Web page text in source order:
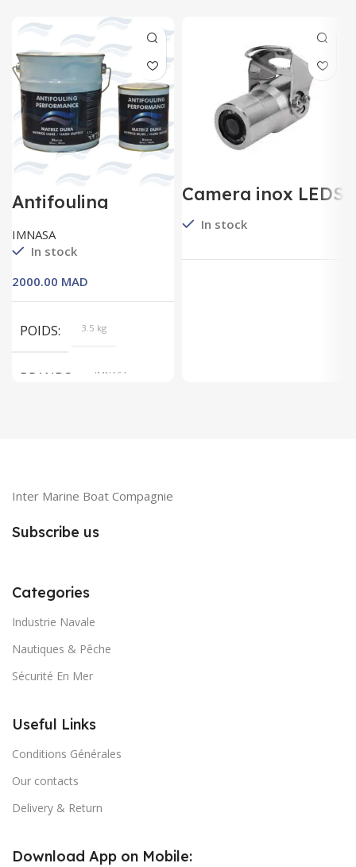
Antifouling
Matrice Dure
IMNASA
In stock
MAD
POIDS 3.5 kg
BRANDS IMNASA
Camera inox LEDS
In stock
Inter Marine Boat Compagnie
Subscribe us
Categories
Industrie Navale
Nautiques & Pêche
Sécurité En Mer
Useful Links
Conditions Générales
Our contacts
Delivery & Return
Download App on Mobile: